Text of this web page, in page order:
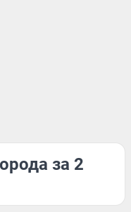
за 2